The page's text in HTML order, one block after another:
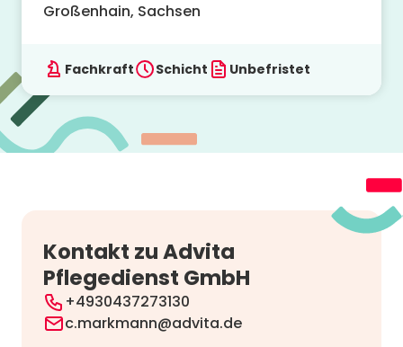
Großenhain, Sachsen
Fachkraft Schicht Unbefristet
Kontakt zu Advita
Pflegedienst GmbH
+4930437273130
c.markmann@advita.de